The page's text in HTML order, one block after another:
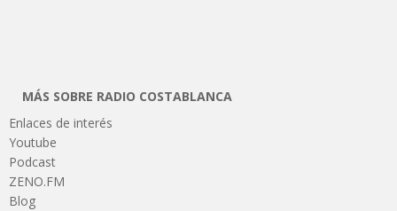
MÁS SOBRE RADIO COSTABLANCA
Enlaces de interés
Youtube
Podcast
ZENO.FM
Blog